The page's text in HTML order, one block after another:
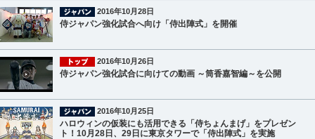
2016年10月28日
侍ジャパン強化試合へ向け「侍出陣式」を開催
2016年10月26日
侍ジャパン強化試合に向けての動画 ～筒香嘉智編～を公開
2016年10月25日
ハロウィンの仮装にも活用できる「侍ちょんまげ」をプレゼン
ト！10月28日、29日に東京タワーで「侍出陣式」を実施